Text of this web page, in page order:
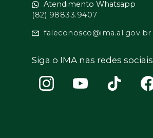
Atendimento Whatsapp
(82) 98833.9407
faleconosco@ima.al.gov.br
Siga o IMA nas redes sociais